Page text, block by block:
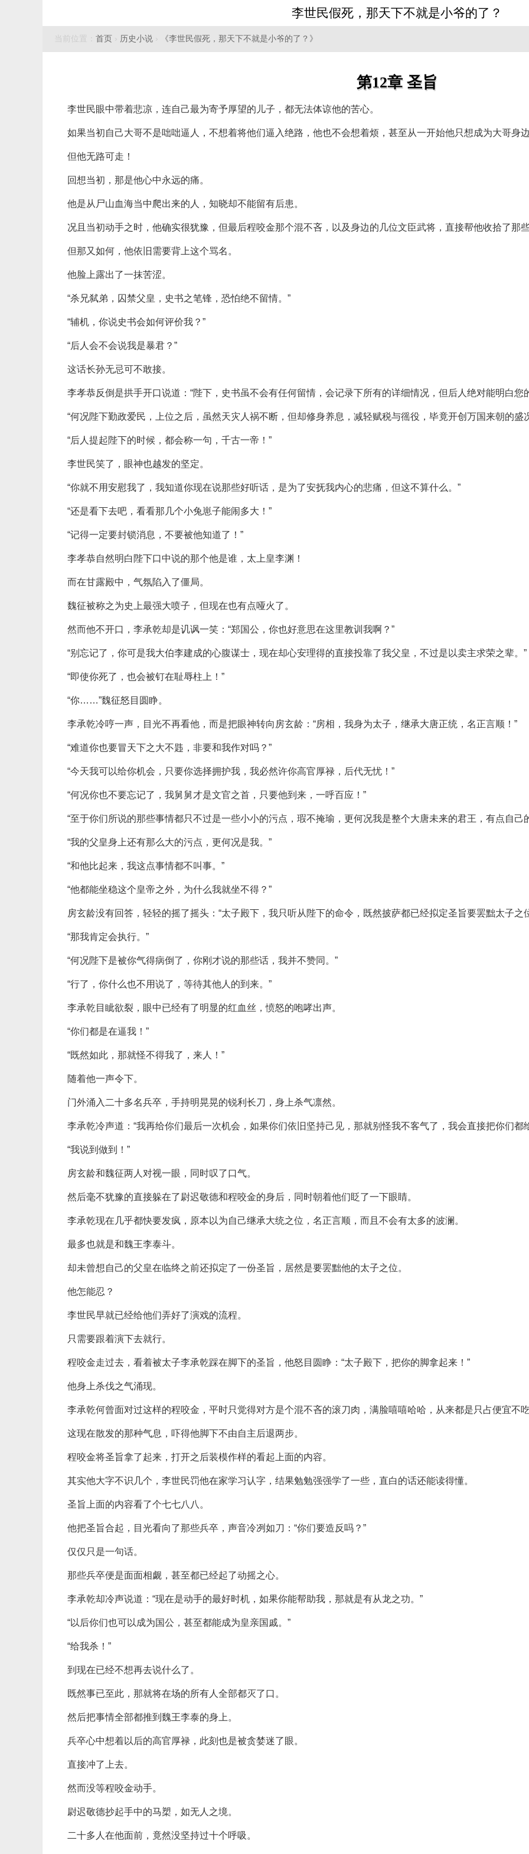
李世民假死，那天下不就是小爷的了？
当前位置： 首页 › 历史小说 › 《李世民假死，那天下不就是小爷的了？》
第12章 圣旨
李世民眼中带着悲凉，连自己最为寄予厚望的儿子，都无法体谅他的苦心。
如果当初自己大哥不是咄咄逼人，不想着将他们逼入绝路，他也不会想着烦，甚至从一开始他只想成为大哥身
但他无路可走！
回想当初，那是他心中永远的痛。
他是从尸山血海当中爬出来的人，知晓却不能留有后患。
况且当初动手之时，他确实很犹豫，但最后程咬金那个混不吝，以及身边的几位文臣武将，直接帮他收拾了那
但那又如何，他依旧需要背上这个骂名。
他脸上露出了一抹苦涩。
“杀兄弑弟，囚禁父皇，史书之笔锋，恐怕绝不留情。”
“辅机，你说史书会如何评价我？”
“后人会不会说我是暴君？”
这话长孙无忌可不敢接。
李孝恭反倒是拱手开口说道：“陛下，史书虽不会有任何留情，会记录下所有的详细情况，但后人绝对能明白您
“何况陛下勤政爱民，上位之后，虽然天灾人祸不断，但却修身养息，减轻赋税与徭役，毕竟开创万国来朝的盛
“后人提起陛下的时候，都会称一句，千古一帝！”
李世民笑了，眼神也越发的坚定。
“你就不用安慰我了，我知道你现在说那些好听话，是为了安抚我内心的悲痛，但这不算什么。”
“还是看下去吧，看看那几个小兔崽子能闹多大！”
“记得一定要封锁消息，不要被他知道了！”
李孝恭自然明白陛下口中说的那个他是谁，太上皇李渊！
而在甘露殿中，气氛陷入了僵局。
魏征被称之为史上最强大喷子，但现在也有点哑火了。
然而他不开口，李承乾却是讥讽一笑：“郑国公，你也好意思在这里教训我啊？”
“别忘记了，你可是我大伯李建成的心腹谋士，现在却心安理得的直接投靠了我父皇，不过是以卖主求荣之辈。”
“即使你死了，也会被钉在耻辱柱上！”
“你……”魏征怒目圆睁。
李承乾冷哼一声，目光不再看他，而是把眼神转向房玄龄：“房相，我身为太子，继承大唐正统，名正言顺！”
“难道你也要冒天下之大不韪，非要和我作对吗？”
“今天我可以给你机会，只要你选择拥护我，我必然许你高官厚禄，后代无忧！”
“何况你也不要忘记了，我舅舅才是文官之首，只要他到来，一呼百应！”
“至于你们所说的那些事情都只不过是一些小小的污点，瑕不掩瑜，更何况我是整个大唐未来的君王，有点自己
“我的父皇身上还有那么大的污点，更何况是我。”
“和他比起来，我这点事情都不叫事。”
“他都能坐稳这个皇帝之外，为什么我就坐不得？”
房玄龄没有回答，轻轻的摇了摇头：“太子殿下，我只听从陛下的命令，既然披萨都已经拟定圣旨要罢黜太子之
“那我肯定会执行。”
“何况陛下是被你气得病倒了，你刚才说的那些话，我并不赞同。”
“行了，你什么也不用说了，等待其他人的到来。”
李承乾目眦欲裂，眼中已经有了明显的红血丝，愤怒的咆哮出声。
“你们都是在逼我！”
“既然如此，那就怪不得我了，来人！”
随着他一声令下。
门外涌入二十多名兵卒，手持明晃晃的锐利长刀，身上杀气凛然。
李承乾冷声道：“我再给你们最后一次机会，如果你们依旧坚持己见，那就别怪我不客气了，我会直接把你们都
“我说到做到！”
房玄龄和魏征两人对视一眼，同时叹了口气。
然后毫不犹豫的直接躲在了尉迟敬德和程咬金的身后，同时朝着他们眨了一下眼睛。
李承乾现在几乎都快要发疯，原本以为自己继承大统之位，名正言顺，而且不会有太多的波澜。
最多也就是和魏王李泰斗。
却未曾想自己的父皇在临终之前还拟定了一份圣旨，居然是要罢黜他的太子之位。
他怎能忍？
李世民早就已经给他们弄好了演戏的流程。
只需要跟着演下去就行。
程咬金走过去，看着被太子李承乾踩在脚下的圣旨，他怒目圆睁：“太子殿下，把你的脚拿起来！”
他身上杀伐之气涌现。
李承乾何曾面对过这样的程咬金，平时只觉得对方是个混不吝的滚刀肉，满脸嘻嘻哈哈，从来都是只占便宜不
这现在散发的那种气息，吓得他脚下不由自主后退两步。
程咬金将圣旨拿了起来，打开之后装模作样的看起上面的内容。
其实他大字不识几个，李世民罚他在家学习认字，结果勉勉强强学了一些，直白的话还能读得懂。
圣旨上面的内容看了个七七八八。
他把圣旨合起，目光看向了那些兵卒，声音冷冽如刀：“你们要造反吗？”
仅仅只是一句话。
那些兵卒便是面面相觑，甚至都已经起了动摇之心。
李承乾却冷声说道：“现在是动手的最好时机，如果你能帮助我，那就是有从龙之功。”
“以后你们也可以成为国公，甚至都能成为皇亲国戚。”
“给我杀！”
到现在已经不想再去说什么了。
既然事已至此，那就将在场的所有人全部都灭了口。
然后把事情全部都推到魏王李泰的身上。
兵卒心中想着以后的高官厚禄，此刻也是被贪婪迷了眼。
直接冲了上去。
然而没等程咬金动手。
尉迟敬德抄起手中的马槊，如无人之境。
二十多人在他面前，竟然没坚持过十个呼吸。